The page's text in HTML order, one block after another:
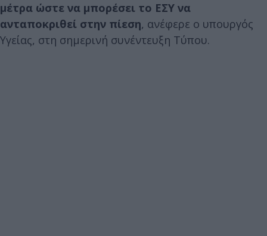
μέτρα ώστε να μπορέσει το ΕΣΥ να
ανταποκριθεί στην πίεση, ανέφερε ο υπουργός
Υγείας, στη σημερινή συνέντευξη Τύπου.